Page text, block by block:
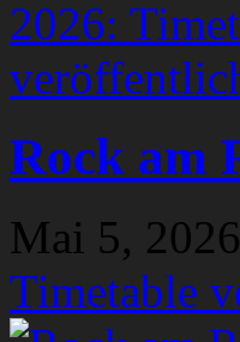
Rock am
Mai 5,
Timetable